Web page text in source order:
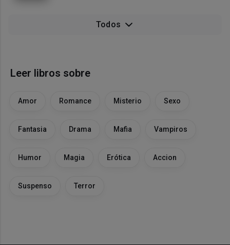
Todos
Leer libros sobre
Amor Romance Misterio Sexo
Fantasia Drama Mafia Vampiros
Humor Magia Erótica Accion
Suspenso Terror